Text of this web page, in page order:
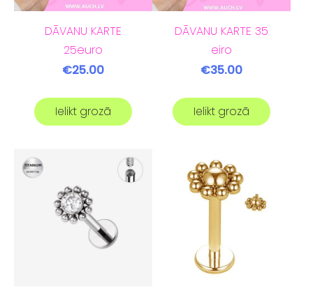
DĀVANU KARTE
25euro
€25.00
Ielikt grozā
DĀVANU KARTE 35
eiro
€35.00
Ielikt grozā